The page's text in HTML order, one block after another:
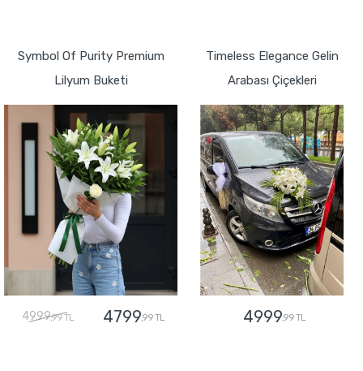
Symbol Of Purity Premium
Lilyum Buketi
4999,99 TL 4799,99 TL
Timeless Elegance Gelin
Arabası Çiçekleri
4999,99 TL